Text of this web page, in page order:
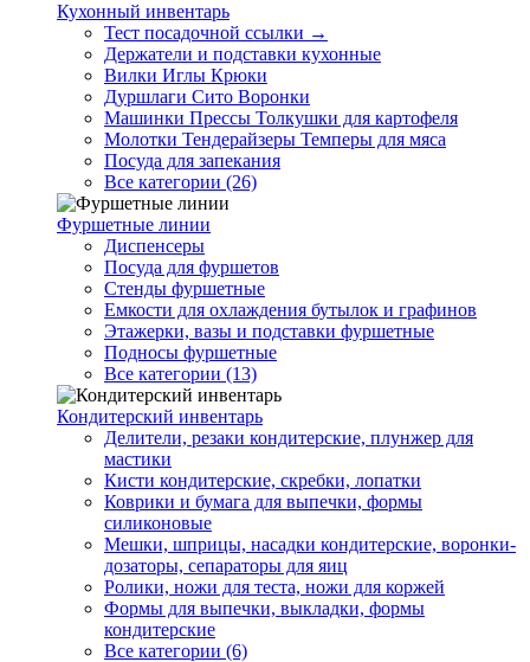
Кухонный инвентарь
Тест посадочной ссылки →
Держатели и подставки кухонные
Вилки Иглы Крюки
Дуршлаги Сито Воронки
Машинки Прессы Толкушки для картофеля
Молотки Тендерайзеры Темперы для мяса
Посуда для запекания
Все категории (26)
Фуршетные линии
Диспенсеры
Посуда для фуршетов
Стенды фуршетные
Емкости для охлаждения бутылок и графинов
Этажерки, вазы и подставки фуршетные
Подносы фуршетные
Все категории (13)
Кондитерский инвентарь
Делители, резаки кондитерские, плунжер для
мастики
Кисти кондитерские, скребки, лопатки
Коврики и бумага для выпечки, формы
силиконовые
Мешки, шприцы, насадки кондитерские, воронки-
дозаторы, сепараторы для яиц
Ролики, ножи для теста, ножи для коржей
Формы для выпечки, выкладки, формы
кондитерские
Все категории (6)